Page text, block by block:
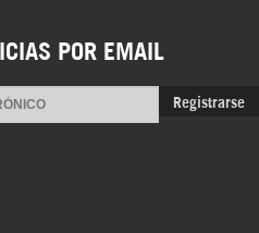
POR EMAIL
Registrarse